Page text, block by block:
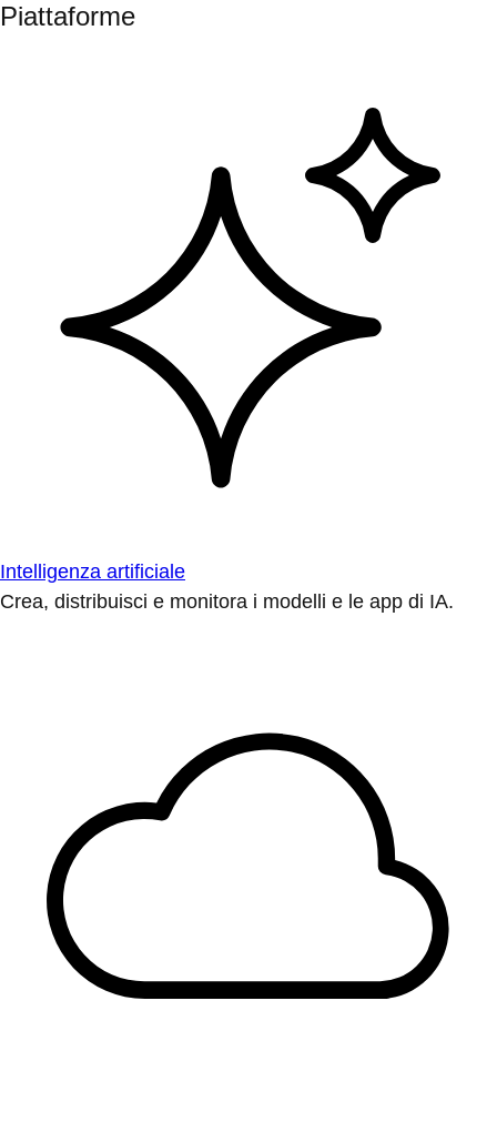
Piattaforme
Intelligenza artificiale
Crea, distribuisci e monitora i modelli e le app di IA.